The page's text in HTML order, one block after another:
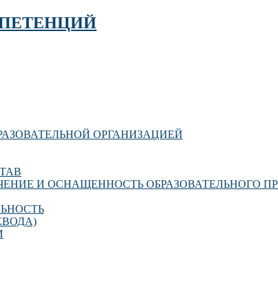
ОРГАНИЗАЦИЕЙ
И ОСНАЩЕННОСТЬ ОБРАЗОВАТЕЛЬНОГО